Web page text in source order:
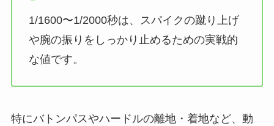
1/1600〜1/2000秒は、スパイクの蹴り上げ
や腕の振りをしっかり止めるための実戦的
な値です。
特にバトンパスやハードルの離地・着地など、動